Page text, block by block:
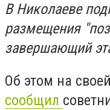
В Николаеве
размещения
завершающий
Об этом на
сообщил